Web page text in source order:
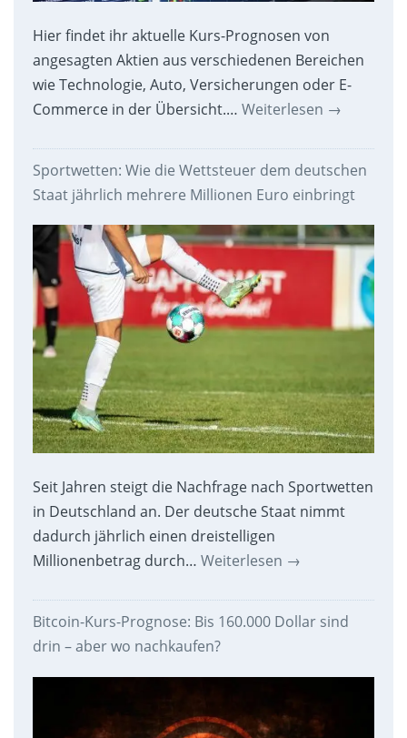
Hier findet ihr aktuelle Kurs-Prognosen von
angesagten Aktien aus verschiedenen Bereichen
wie Technologie, Auto, Versicherungen oder E-
Commerce in der Übersicht.… Weiterlesen →
Sportwetten: Wie die Wettsteuer dem deutschen
Staat jährlich mehrere Millionen Euro einbringt
Seit Jahren steigt die Nachfrage nach Sportwetten
in Deutschland an. Der deutsche Staat nimmt
dadurch jährlich einen dreistelligen
Millionenbetrag durch… Weiterlesen →
Bitcoin-Kurs-Prognose: Bis 160.000 Dollar sind
drin – aber wo nachkaufen?